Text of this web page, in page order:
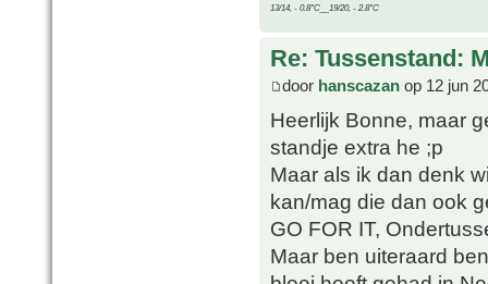
13/14, - 0.8°C__19/20, - 2.8°C
Re: Tussenstand:
door hanscazan op 12 jun
Heerlijk Bonne, maar
standje extra he ;p
Maar als ik dan denk
kan/mag die dan ook
GO FOR IT,
Maar ben uiteraard